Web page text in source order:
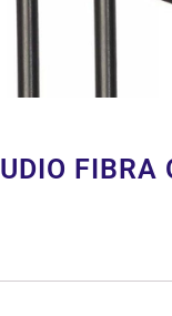
FIBRA